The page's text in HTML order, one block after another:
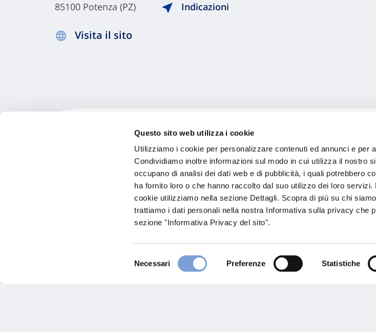
Questo sito web utilizza i cookie
Utilizziamo i cookie per personalizzare contenuti ed annunci e per
Condividiamo inoltre informazioni sul modo in cui utilizza il nostro
occupano di analisi dei dati web e di pubblicità, i quali potrebbero
ha fornito loro o che hanno raccolto dal suo utilizzo dei loro
cookie utilizziamo nella sezione Dettagli. Scopra di più su chi
trattiamo i dati personali nella nostra Informativa sulla privacy che
sezione "Informativa Privacy del sito".
del
Necessari Preferenze Statistiche
85100 Potenza (PZ)
Indicazioni
Visita il sito
Genyio Servizi E Soluzioni S.r.l.
Via Macchia San Luca 87